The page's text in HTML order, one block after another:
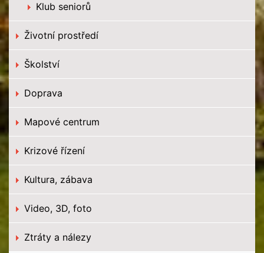
Klub seniorů
Životní prostředí
Školství
Doprava
Mapové centrum
Krizové řízení
Kultura, zábava
Video, 3D, foto
Ztráty a nálezy